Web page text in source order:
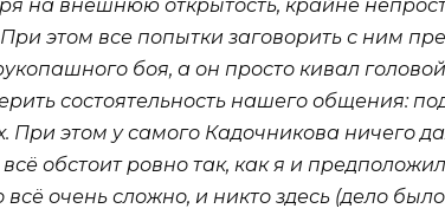
на внешнюю открытость, крайне
этом все попытки заговорить с ним
боя, а он просто кивал
состоятельность нашего общения:
При этом у самого Кадочникова ничего
обстоит ровно так, как я и
всё очень сложно, и никто здесь (дело